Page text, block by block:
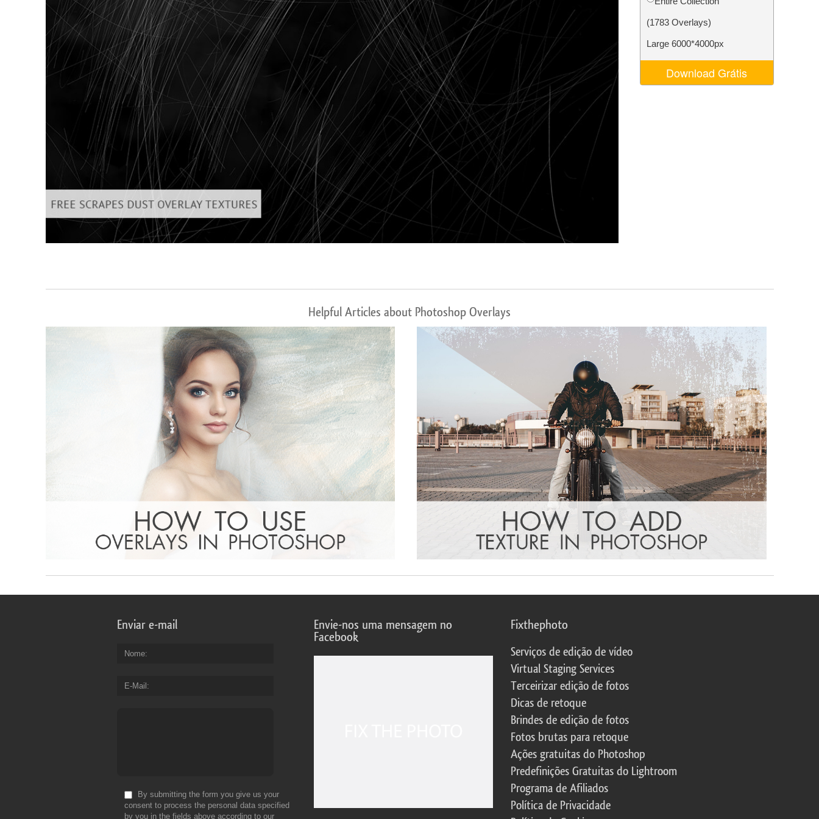
Serviços de retoque de produtos Serviços de retoque de joias Dados de Treinamento de IA
(1783 Overlays)
Large 6000*4000px
Download Grátis
Helpful Articles about Photoshop Overlays
Enviar e-mail
Nome
E-Mail
By submitting the form you give us your
consent to process the personal data specified
by you in the fields above according to our
Envie-nos uma mensagem no
Facebook
Fixthephoto
Serviços de edição de vídeo
Virtual Staging Services
Terceirizar edição de fotos
Dicas de retoque
Brindes de edição de fotos
Fotos brutas para retoque
Ações gratuitas do Photoshop
Predefinições Gratuitas do Lightroom
Programa de Afiliados
Política de Privacidade